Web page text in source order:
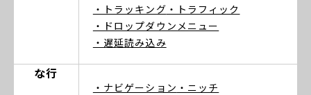
・トラッキング ・トラフィック
・ドロップダウンメニュー
・遅延読み込み
な行
・ナビゲーション ・ニッチ